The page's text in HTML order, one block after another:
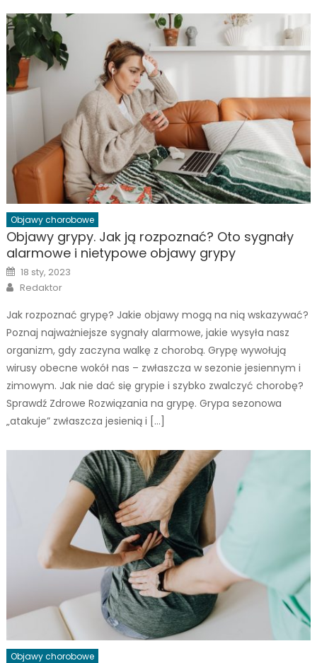
Objawy chorobowe
Objawy grypy. Jak ją rozpoznać? Oto sygnały
alarmowe i nietypowe objawy grypy
Posted
on
18 sty, 2023
Author
Redaktor
Jak rozpoznać grypę? Jakie objawy mogą na nią wskazywać?
Poznaj najważniejsze sygnały alarmowe, jakie wysyła nasz
organizm, gdy zaczyna walkę z chorobą. Grypę wywołują
wirusy obecne wokół nas – zwłaszcza w sezonie jesiennym i
zimowym. Jak nie dać się grypie i szybko zwalczyć chorobę?
Sprawdź Zdrowe Rozwiązania na grypę. Grypa sezonowa
„atakuje” zwłaszcza jesienią i […]
Objawy chorobowe